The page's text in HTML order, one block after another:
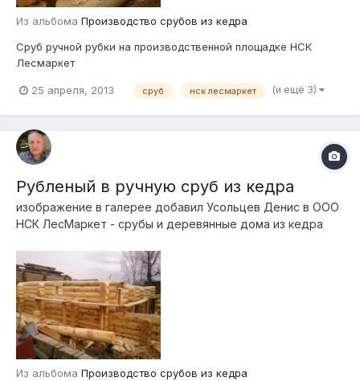
Из альбома Производство срубов из кедра
Сруб ручной рубки на производственной площадке НСК
Лесмаркет
25 апреля, 2013 сруб нск лесмаркет (и ещё 3)
Рубленый в ручную сруб из кедра
изображение в галерее добавил Усольцев Денис в ООО
НСК ЛесМаркет - срубы и деревянные дома из кедра
Из альбома Производство срубов из кедра